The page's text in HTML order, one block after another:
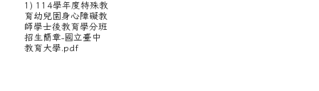
1) 114學年度特殊教
育幼兒園身心障礙教
師學士後教育學分班
招生簡章-國立臺中
教育大學.pdf